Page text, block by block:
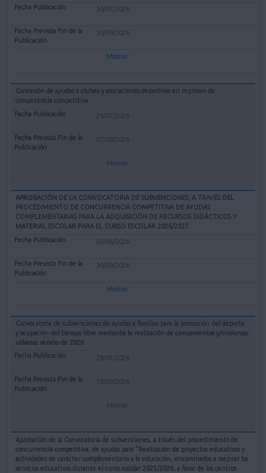
30/07/2026
30/09/2026
Mostrar
Concesión de ayudas a clubes y asociaciones deportivas en regimen de
competencia competitiva
24/07/2026
07/08/2026
Mostrar
APROBACIÓN DE LA CONVOCATORIA DE SUBVENCIONES, A TRAVÉS DEL
PROCEDIMIENTO DE CONCURRENCIA COMPETITIVA DE AYUDAS
COMPLEMENTARIAS PARA LA ADQUISICIÓN DE RECURSOS DIDÁCTICOS Y
MATERIAL ESCOLAR PARA EL CURSO ESCOLAR 2026/2027
03/06/2026
30/09/2026
Mostrar
Convocatoria de subvenciones de ayudas a familias para la promoción del deporte
y ocupación del tiempo libre mediante la realización de campamentos y/o colonias
urbanas verano de 2026
29/05/2026
10/09/2026
Mostrar
Aprobación de la Convocatoria de subvenciones, a través del procedimiento de
concurrencia competitiva, de ayudas para "Realización de proyectos educativos y
actividades de carácter complementario a la educación, encaminados a mejorar los
servicios educativos durante el curso escolar 2025/2026, a favor de los centros